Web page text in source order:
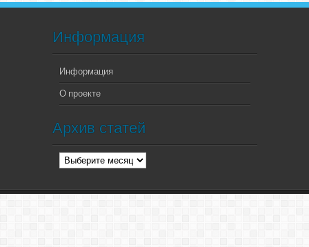
Информация
Информация
О проекте
Архив статей
Архив
статей